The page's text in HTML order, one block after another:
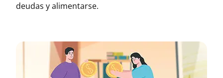
deudas y alimentarse.